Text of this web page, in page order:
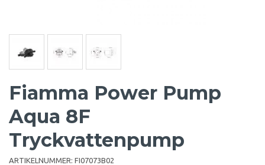
Fiamma Power Pump
Aqua 8F
Tryckvattenpump
ARTIKELNUMMER: FI07073B02